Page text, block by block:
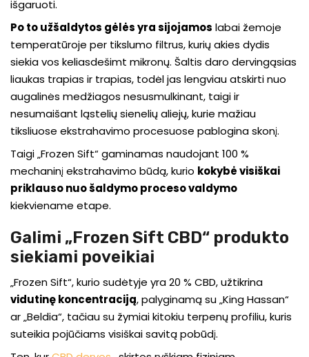
išgaruoti.
Po to užšaldytos gėlės yra sijojamos labai žemoje
temperatūroje per tikslumo filtrus, kurių akies dydis
siekia vos keliasdešimt mikronų. Šaltis daro dervingąsias
liaukas trapias ir trapias, todėl jas lengviau atskirti nuo
augalinės medžiagos nesusmulkinant, taigi ir
nesumaišant ląstelių sienelių aliejų, kurie mažiau
tiksliuose ekstrahavimo procesuose pablogina skonį.
Taigi „Frozen Sift“ gaminamas naudojant 100 %
mechaninį ekstrahavimo būdą, kurio kokybė visiškai
priklauso nuo šaldymo proceso valdymo
kiekviename etape.
Galimi „Frozen Sift CBD“ produkto
siekiami poveikiai
„Frozen Sift“, kurio sudėtyje yra 20 % CBD, užtikrina
vidutinę koncentraciją, palyginamą su „King Hassan“
ar „Beldia“, tačiau su žymiai kitokiu terpenų profiliu, kuris
suteikia pojūčiams visiškai savitą pobūdį.